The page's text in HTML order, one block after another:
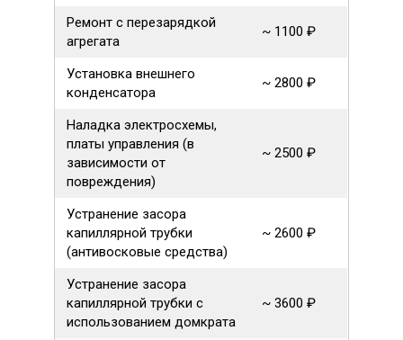
Ремонт с перезарядкой
агрегата
~ 1100 ₽
Установка внешнего
конденсатора
~ 2800 ₽
Наладка электросхемы,
платы управления (в
зависимости от
повреждения)
~ 2500 ₽
Устранение засора
капиллярной трубки
(антивосковые средства)
~ 2600 ₽
Устранение засора
капиллярной трубки с
использованием домкрата
~ 3600 ₽